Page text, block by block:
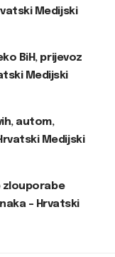
Medijski
BiH, prijevoz
Medijski
autom,
Medijski
zlouporabe
– Hrvatski